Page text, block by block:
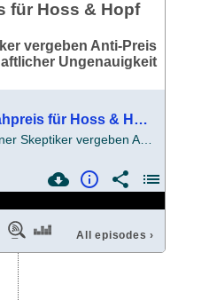
für Hoss & Hopf
vergeben Anti-Preis
Ungenauigkeit
Schmähpreis für Hoss & Hopf
Die Wiener Skeptiker vergeben Anti-Preis wegen wissenschaftlicher Ungenauigkeit
All episodes ›